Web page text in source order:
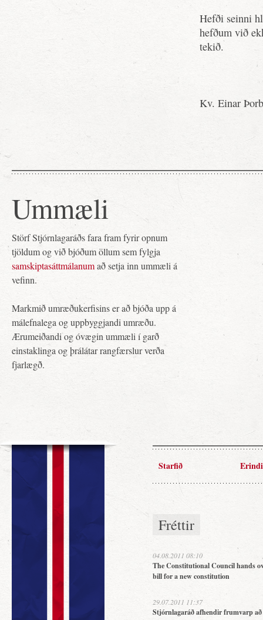
Hefði seinni
hefðum við
tekið.
Kv. Einar
Ummæli
Störf Stjórnlagaráðs fara fram fyrir opnum
tjöldum og við bjóðum öllum sem fylgja
samskiptasáttmálanumað setja inn ummæli á
vefinn.
Markmið umræðukerfisins er að bjóða upp á
málefnalega og uppbyggjandi umræðu.
Ærumeiðandi og óvægin ummæli í garð
einstaklinga og þrálátar rangfærslur verða
fjarlægð.
Starfið Erindi
Fréttir
04.08.2011 08:10
The Constitutional Council hands
bill for a new constitution
29.07.2011 11:37
Stjórnlagaráð afhendir frumvarp